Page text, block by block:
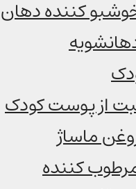
کننده دهان
از پوست کودک
ماساژ
کننده